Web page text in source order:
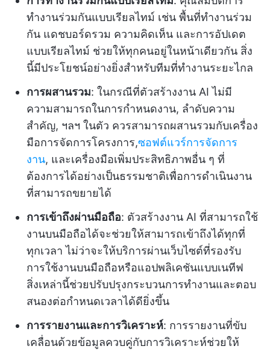
ทำงานร่วมกันแบบเรียลไทม์ เช่น พื้นที่ทำงานร่วม
กัน แดชบอร์ดรวม ความคิดเห็น และการอัปเดต
แบบเรียลไทม์ ช่วยให้ทุกคนอยู่ในหน้าเดียวกัน สิ่ง
นี้มีประโยชน์อย่างยิ่งสำหรับทีมที่ทำงานระยะไกล
การผสานรวม: ในกรณีที่ตัวสร้างงาน AI ไม่มี
ความสามารถในการกำหนดงาน, ลำดับความ
สำคัญ, ฯลฯ ในตัว ควรสามารถผสานรวมกับเครื่อง
มือการจัดการโครงการ,ซอฟต์แวร์การจัดการ
งาน, และเครื่องมือเพิ่มประสิทธิภาพอื่น ๆ ที่
ต้องการได้อย่างเป็นธรรมชาติเพื่อการดำเนินงาน
ที่สามารถขยายได้
การเข้าถึงผ่านมือถือ: ตัวสร้างงาน AI ที่สามารถใช้
งานบนมือถือได้จะช่วยให้สามารถเข้าถึงได้ทุกที่
ทุกเวลา ไม่ว่าจะให้บริการผ่านเว็บไซต์ที่รองรับ
การใช้งานบนมือถือหรือแอปพลิเคชันแบบเนทีฟ
สิ่งเหล่านี้ช่วยปรับปรุงกระบวนการทำงานและตอบ
สนองต่อกำหนดเวลาได้ดียิ่งขึ้น
การรายงานและการวิเคราะห์: การรายงานที่ขับ
เคลื่อนด้วยข้อมูลควบคู่กับการวิเคราะห์ช่วยให้